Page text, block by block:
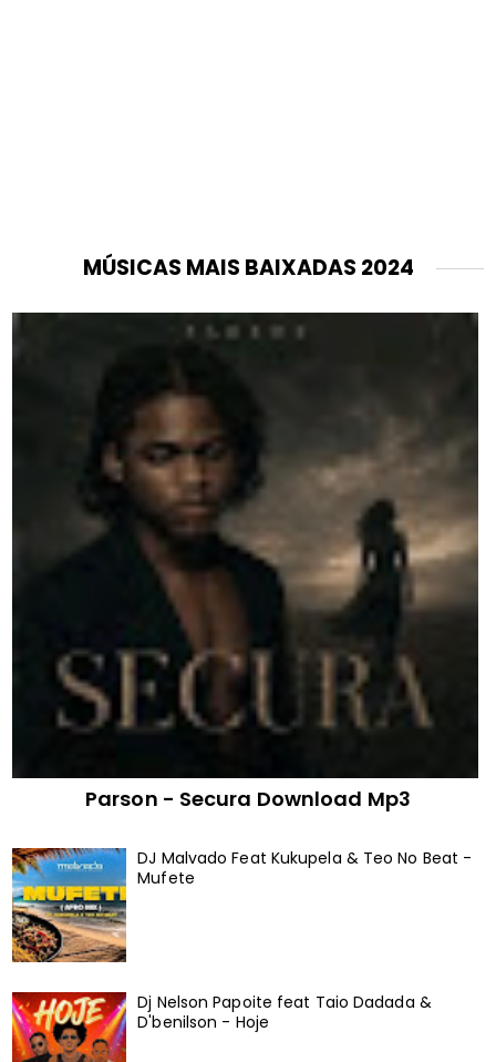
MÚSICAS MAIS BAIXADAS 2024
Parson - Secura Download Mp3
DJ Malvado Feat Kukupela & Teo No Beat -
Mufete
Dj Nelson Papoite feat Taio Dadada &
D'benilson - Hoje